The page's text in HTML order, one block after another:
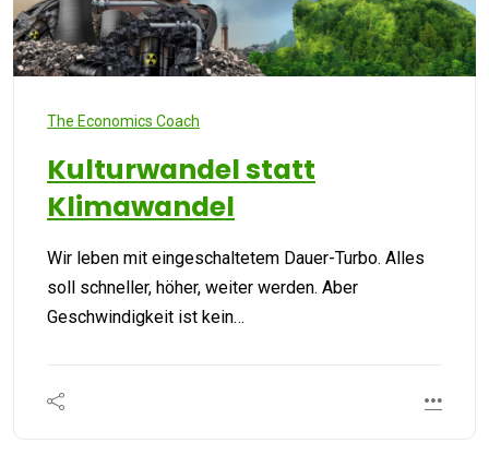
The Economics Coach
Kulturwandel statt
Klimawandel
Wir leben mit eingeschaltetem Dauer-Turbo. Alles
soll schneller, höher, weiter werden. Aber
Geschwindigkeit ist kein…